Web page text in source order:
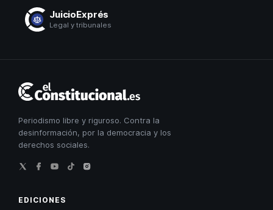
JuicioExprés
Legal y tribunales
Constitucional
Periodismo libre y riguroso. Contra la
desinformación, por la democracia y los
derechos sociales.
EDICIONES